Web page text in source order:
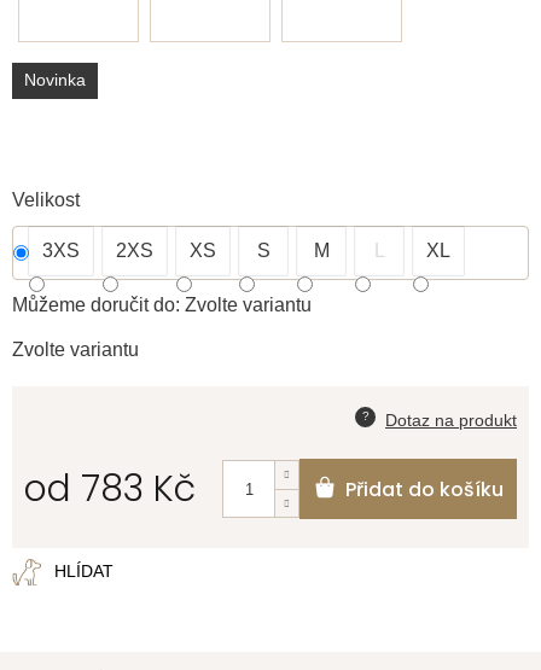
Novinka
Zvolte variantu
Velikost
3XS 2XS XS S M L XL
Můžeme doručit do: Zvolte variantu
od 783 Kč Přidat do košíku
HLÍDAT